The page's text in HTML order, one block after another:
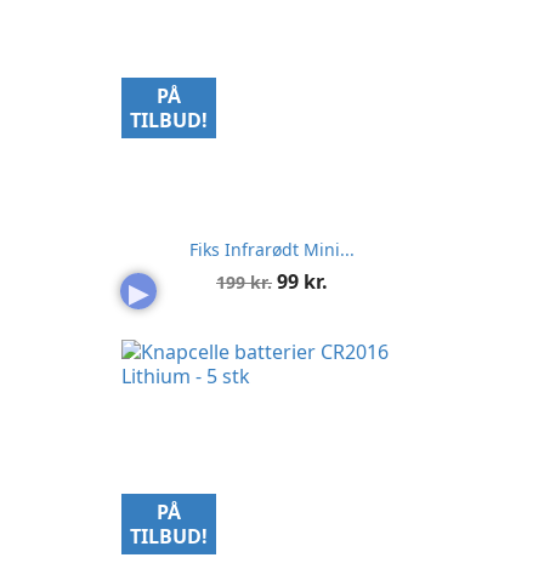
▶
Fiks Infrarødt Mini...
Normalpris
199 kr. Pris
99 kr.
PÅ
TILBUD!
PÅ
TILBUD!